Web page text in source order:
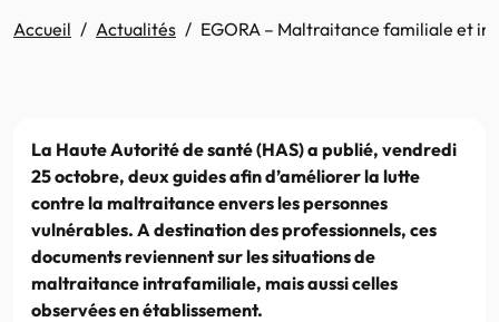
Accueil Actualités EGORA – Maltraitance familiale et
La Haute Autorité de santé (HAS) a publié, vendredi
25 octobre, deux guides afin d’améliorer la lutte
contre la maltraitance envers les personnes
vulnérables. A destination des professionnels, ces
documents reviennent sur les situations de
maltraitance intrafamiliale, mais aussi celles
observées en établissement.